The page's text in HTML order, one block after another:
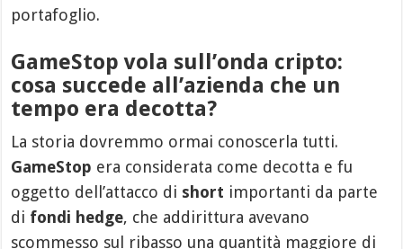
portafoglio.
GameStop vola sull’onda cripto:
cosa succede all’azienda che un
tempo era decotta?
La storia dovremmo ormai conoscerla tutti.
GameStop era considerata come decotta e fu
oggetto dell’attacco di short importanti da parte
di fondi hedge, che addirittura avevano
scommesso sul ribasso una quantità maggiore di